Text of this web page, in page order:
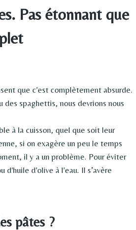
Pas étonnant que
que c'est complètement absurde.
des spaghettis, nous devrions nous
à la cuisson, quel que soit leur
si on exagère un peu le temps
il y a un problème. Pour éviter
d'olive à l'eau. Il s’avère
pâtes ?